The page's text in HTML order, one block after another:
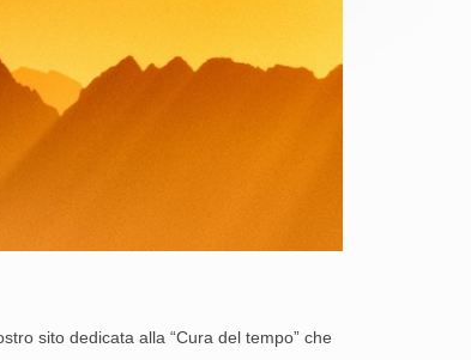
sito dedicata alla “Cura del tempo” che